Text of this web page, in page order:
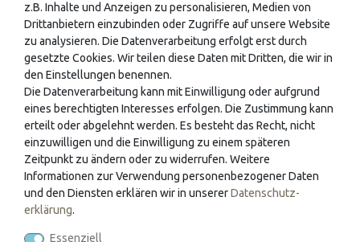
Wir freuen uns auch auf Ihren Besuch in unseren
Fachgeschäften. Hier finden sie eine Vielzahl an
wunderschönen Schreibgeräten zum Ausprobieren und ein
umfangreiches Papeterie-Sortiment in angenehmer
Atmosphäre. Es erwartet sie unser geschultes Fachpersonal
an folgenden Standorten.
Max Mustermann GmbH
Musterstr. 8-10
12345 Musterhausen
Tel.:012/345678
z.B. Inhalte und Anzeigen zu personalisieren, Medien von
Drittanbietern einzubinden oder Zugriffe auf unsere Website
zu analysieren. Die Datenverarbeitung erfolgt erst durch
gesetzte Cookies. Wir teilen diese Daten mit Dritten, die wir in
den Einstellungen benennen.
Die Datenverarbeitung kann mit Einwilligung oder aufgrund
eines berechtigten Interesses erfolgen. Die Zustimmung kann
erteilt oder abgelehnt werden. Es besteht das Recht, nicht
einzuwilligen und die Einwilligung zu einem späteren
Zeitpunkt zu ändern oder zu widerrufen. Weitere
Informationen zur Verwendung personenbezogener Daten
und den Diensten erklären wir in unsererDaten­schutz­
erklärung.
Essenziell